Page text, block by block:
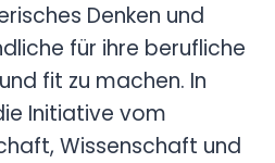
Denken und
für ihre berufliche
fit zu machen. In
Initiative vom
Wissenschaft und